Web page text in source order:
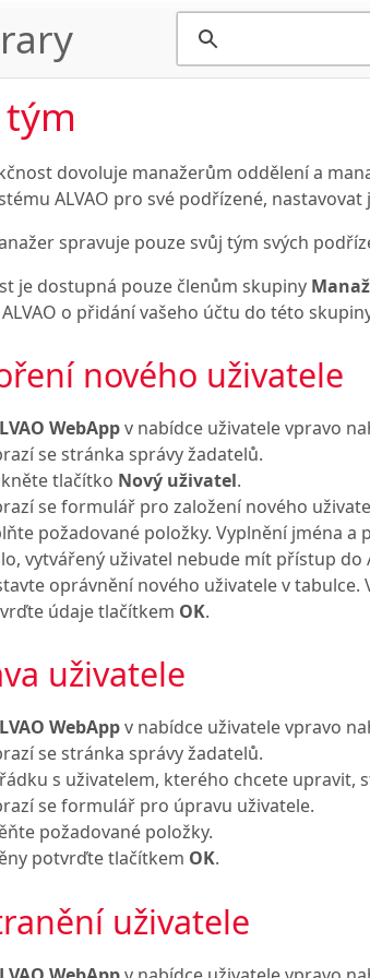
dovoluje manažerům oddělení a
ALVAO pro své podřízené,
spravuje pouze svůj tým svých
je dostupná pouze členům skupiny
o přidání vašeho účtu do této
nového uživatele
WebAppv nabídce uživatele vpravo
se stránka správy žadatelů.
tlačítko Nový uživatel.
se formulář pro založení nového
požadované položky. Vyplnění jména
vytvářený uživatel nebude mít přístup do
oprávnění nového uživatele v
údaje tlačítkem OK.
uživatele
WebAppv nabídce uživatele vpravo
se stránka správy žadatelů.
s uživatelem, kterého chcete upravit,
se formulář pro úpravu uživatele.
požadované položky.
potvrďte tlačítkem OK.
uživatele